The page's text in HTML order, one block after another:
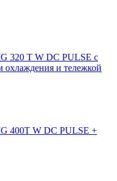
320 T W DC PULSE с
охлаждения и тележкой
400T W DC PULSE +